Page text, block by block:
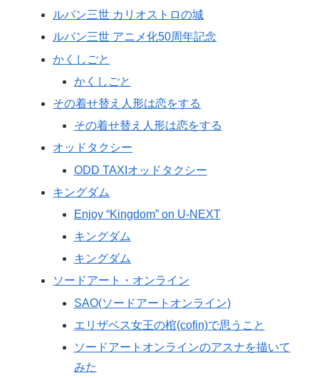
ルパン三世 カリオストロの城
ルパン三世 アニメ化50周年記念
かくしごと
かくしごと
その着せ替え人形は恋をする
その着せ替え人形は恋をする
オッドタクシー
ODD TAXIオッドタクシー
キングダム
Enjoy “Kingdom” on U‑NEXT
キングダム
キングダム
ソードアート・オンライン
SAO(ソードアートオンライン)
エリザベス女王の棺(cofin)で思うこと
ソードアートオンラインのアスナを描いて
みた